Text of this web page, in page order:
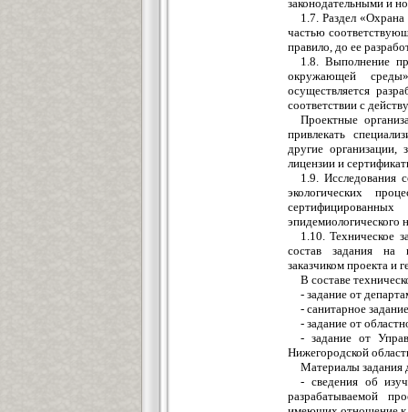
законодательными и
1.7. Раздел
частью
правило, до ее
1.8. Выполнение
окружающей
осуществляется
соответствии с
Проектные
привлекать
другие
лицензии и
1.9. Исследования
экологических
эпидемиологического
1.10. Техническое
состав задания на
заказчиком проекта и
В составе
- задание от
- санитарное
- задание от
- задание от
Нижегородской
Материалы
- сведения об
разрабатываемой